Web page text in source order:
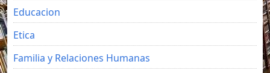
Educacion
Etica
Familia y Relaciones Humanas